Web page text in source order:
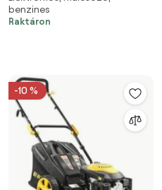
fűnyíró 4 az 1-ben elektromos
indítással (PM12B2301027B)
benzines
Raktáron
-10 %